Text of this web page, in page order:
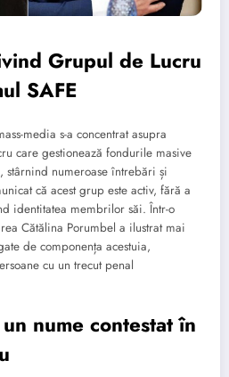
Grupul de Lucru
SAFE
media s-a concentrat asupra
care gestionează fondurile masive
stârnind numeroase întrebări și
că acest grup este activ, fără a
identitatea membrilor săi. Într-o
Cătălina Porumbel a ilustrat mai
de componența acestuia,
cu un trecut penal
nume contestat în